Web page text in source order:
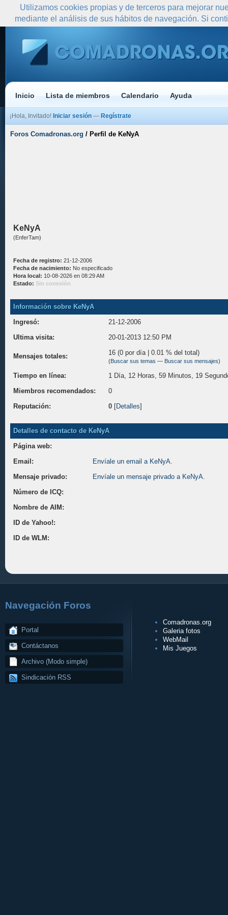
Inicio Lista de miembros Calendario Ayuda
¡Hola, Invitado! Iniciar sesión — Regístrate
Foros Comadronas.org / Perfil de KeNyA
KeNyA
(EnferTam)
Fecha de registro: 21-12-2006
Fecha de nacimiento: No especificado
Hora local: 10-08-2026 en 08:29 AM
Estado: Sin conexión
Información sobre KeNyA
Ingresó:
21-12-2006
Ultima visita:
20-01-2013 12:50 PM
Mensajes totales: 16 (0 por día | 0.01 % del total)
(Buscar sus temas — Buscar sus mensajes)
Tiempo en línea:
1 Día, 12 Horas, 59 Minutos, 19
Miembros recomendados:
0
Reputación:
0 [Detalles]
Detalles de contacto de KeNyA
Página web:
Email:
Envíale un email a KeNyA.
Mensaje privado:
Envíale un mensaje privado a KeNyA.
Número de ICQ:
Nombre de AIM:
ID de Yahoo!:
ID de WLM:
Navegación Foros
Portal
Contáctanos
Archivo (Modo simple)
Sindicación RSS
Comadronas.org
Galeria fotos
WebMail
Mis Juegos
Utilizamos cookies propias y de terceros para mejorar
mediante el análisis de sus hábitos de navegación. Si